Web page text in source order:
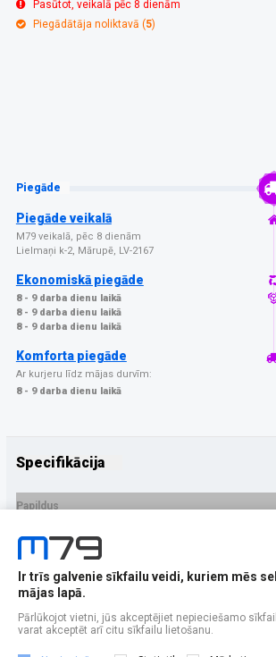
Pasūtot, veikalā pēc 8 dienām
Piegādātāja noliktavā (5)
Piegāde
Piegāde veikalā
M79 veikalā, pēc 8 dienām
Lielmaņi k-2, Mārupē, LV-2167
Ekonomiskā piegāde
8 - 9 darba dienu laikā
8 - 9 darba dienu laikā
8 - 9 darba dienu laikā
Komforta piegāde
Ar kurjeru līdz mājas durvīm:
8 - 9 darba dienu laikā
Specifikācija
Papildus
Ražotājs
PRECES APRAKSTS
EAN - 5903108528528
Ir trīs galvenie sīkfailu veidi, kuriem mēs
mājas lapā.
Pārlūkojot vietni, jūs akceptējiet nepieciešamo
varat akceptēt arī citu sīkfailu lietošanu.